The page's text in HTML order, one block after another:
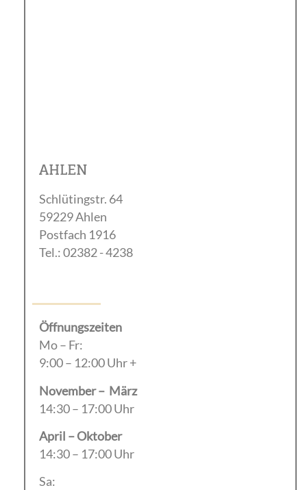
AHLEN
Schlütingstr. 64
59229 Ahlen
Postfach 1916
Tel.: 02382 - 4238
Öffnungszeiten
Mo – Fr:
9:00 – 12:00 Uhr +
November – März
14:30 – 17:00 Uhr
April – Oktober
14:30 – 17:00 Uhr
Sa: